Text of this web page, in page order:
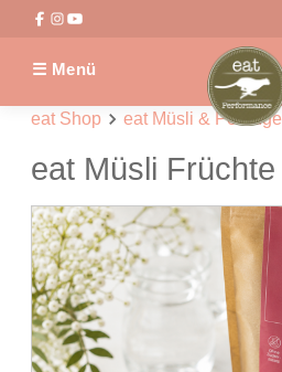
☰ Menü
eat Shop eat Müsli & Porridge
eat Müsli Früchte